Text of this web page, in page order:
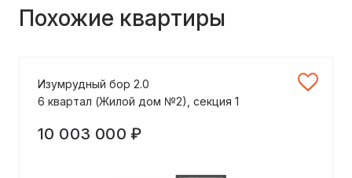
Похожие квартиры
Изумрудный бор 2.0
6 квартал (Жилой дом №2), секция 1
10 003 000 ₽